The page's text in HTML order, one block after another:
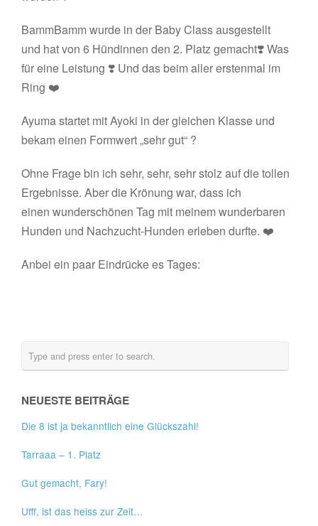
BammBamm wurde in der Baby Class ausgestellt
und hat von 6 Hündinnen den 2. Platz gemacht❣️ Was
für eine Leistung ❣️ Und das beim aller erstenmal im
Ring ❤️
Ayuma startet mit Ayoki in der gleichen Klasse und
bekam einen Formwert „sehr gut“ ?
Ohne Frage bin ich sehr, sehr, sehr stolz auf die tollen
Ergebnisse. Aber die Krönung war, dass ich
einen wunderschönen Tag mit meinem wunderbaren
Hunden und Nachzucht-Hunden erleben durfte. ❤️
Anbei ein paar Eindrücke es Tages:
NEUESTE BEITRÄGE
Die 8 ist ja bekanntlich eine Glückszahl!
Tarraaa – 1. Platz
Gut gemacht, Fary!
Ufff, ist das heiss zur Zeit…